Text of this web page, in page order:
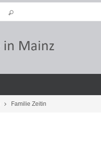
Familie Zeitin